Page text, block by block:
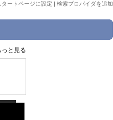
タートページに設定 | 検索プロバイダを追加
っと見る